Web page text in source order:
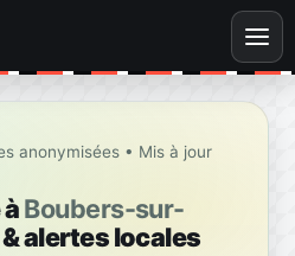
anonymisées • Mis à jour
Boubers-sur-
alertes locales